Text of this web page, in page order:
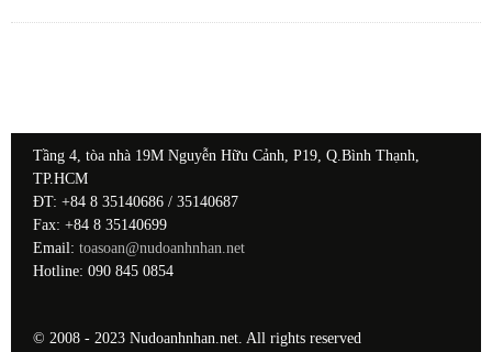
Tầng 4, tòa nhà 19M Nguyễn Hữu Cảnh, P19, Q.Bình Thạnh,
TP.HCM
ĐT: +84 8 35140686 / 35140687
Fax: +84 8 35140699
Email: toasoan@nudoanhnhan.net
Hotline: 090 845 0854
© 2008 - 2023 Nudoanhnhan.net. All rights reserved